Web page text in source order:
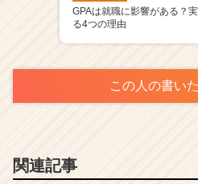
GPAは就職に影響がある？
る4つの理由
この人の書い
関連記事